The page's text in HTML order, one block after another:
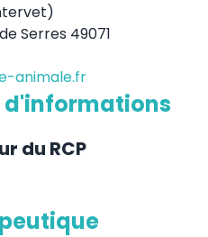
Serres 49071
animale.fr
d'informations
du RCP